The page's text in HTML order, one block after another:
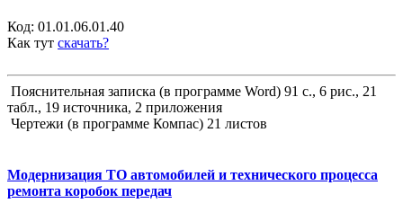
Код: 01.01.06.01.40
Как тут скачать?
Пояснительная записка (в программе Word) 91 с., 6 рис., 21
табл., 19 источника, 2 приложения
Чертежи (в программе Компас) 21 листов
Модернизация ТО автомобилей и технического процесса
ремонта коробок передач